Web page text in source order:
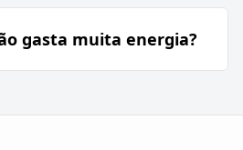
gasta muita energia?